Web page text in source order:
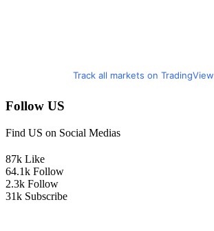
Track all markets on TradingView
Follow US
Find US on Social Medias
87k Like
64.1k Follow
2.3k Follow
31k Subscribe